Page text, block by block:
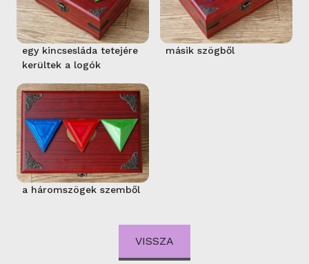
egy kincsesláda tetejére
kerültek a logók
másik szögből
a háromszögek szemből
VISSZA